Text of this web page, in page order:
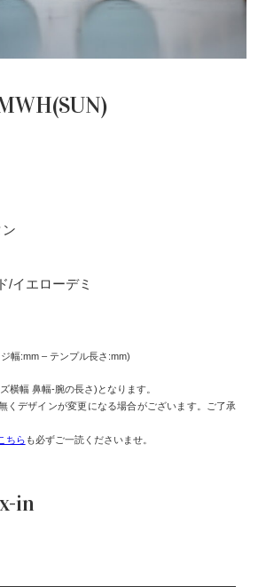
/イエローデミ
幅:mm – テンプル長さ:mm)
横幅 鼻幅-腕の長さ)となります。
くデザインが変更になる場合がございます。ご了承
ちら も必ずご一読くださいませ。
in